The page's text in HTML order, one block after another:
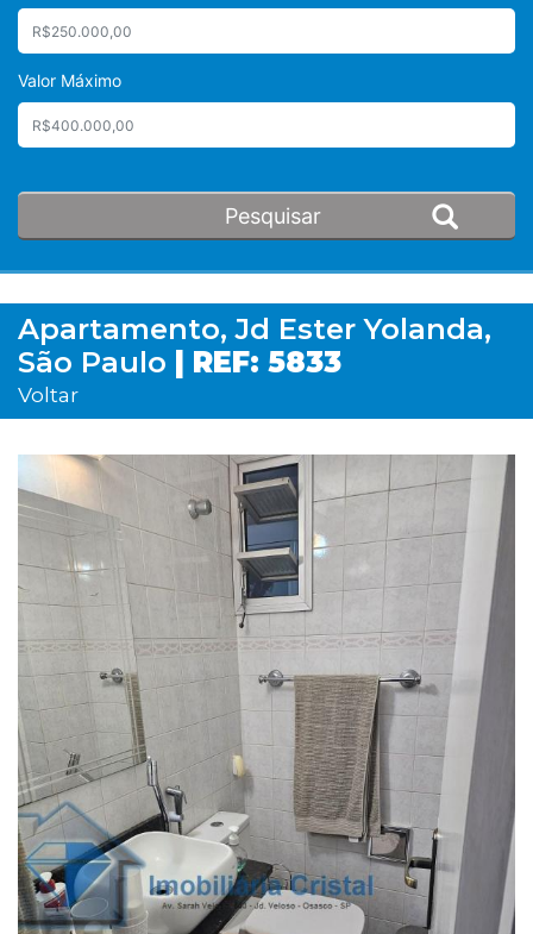
Valor Máximo
Apartamento, Jd Ester Yolanda,
São Paulo | REF: 5833
Voltar